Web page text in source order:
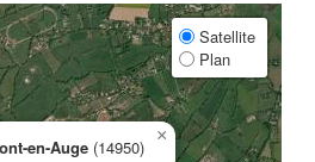
en-Auge (14950)
×
Satellite
Plan